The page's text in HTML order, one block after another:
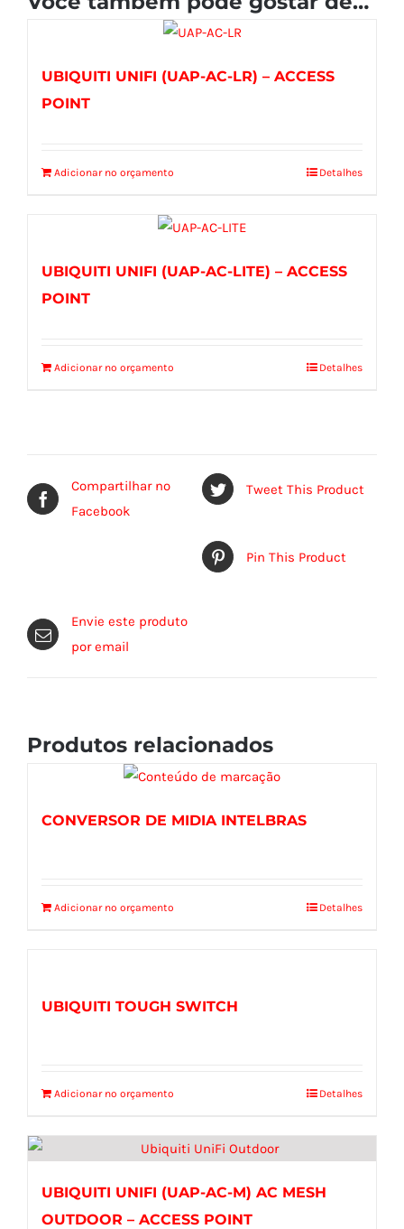
UBIQUITI UNIFI (UAP-AC-LR) – ACCESS
POINT
Adicionar no orçamento Detalhes
UBIQUITI UNIFI (UAP-AC-LITE) – ACCESS
POINT
Adicionar no orçamento Detalhes
Compartilhar no
Facebook
Tweet This Product
Pin This Product
Envie este produto
por email
Produtos relacionados
CONVERSOR DE MIDIA INTELBRAS
Adicionar no orçamento Detalhes
UBIQUITI TOUGH SWITCH
Adicionar no orçamento Detalhes
UBIQUITI UNIFI (UAP-AC-M) AC MESH
OUTDOOR – ACCESS POINT